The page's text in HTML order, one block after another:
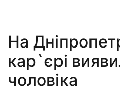
На
кар`єрі
чоловіка